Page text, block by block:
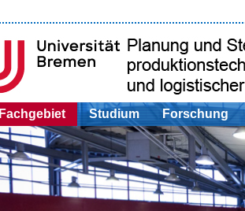
Fachgebiet Studium Forschung